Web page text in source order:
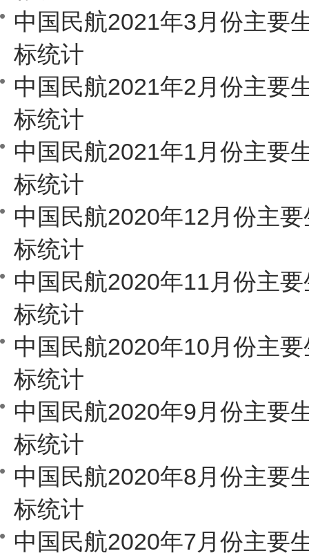
中国民航2021年3月份主要
标统计
中国民航2021年2月份主要
标统计
中国民航2021年1月份主要
标统计
中国民航2020年12月份主
标统计
中国民航2020年11月份主
标统计
中国民航2020年10月份主
标统计
中国民航2020年9月份主要
标统计
中国民航2020年8月份主要
标统计
中国民航2020年7月份主要